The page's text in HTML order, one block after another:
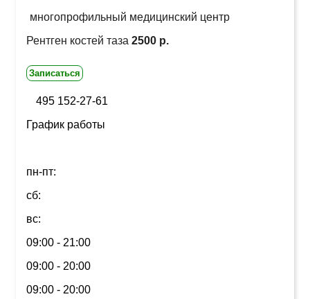
многопрофильный медицинский центр
Рентген костей таза 2500 р.
Записаться
495 152-27-61
График работы
пн-пт:
сб:
вс:
09:00 - 21:00
09:00 - 20:00
09:00 - 20:00